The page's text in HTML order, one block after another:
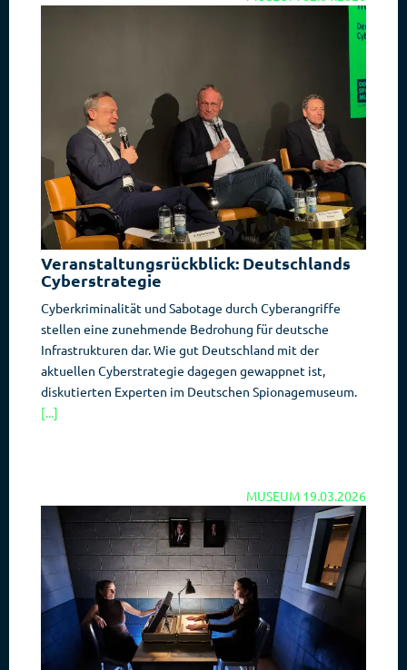
Veranstaltungsrückblick: Deutschlands
Cyberstrategie
Cyberkriminalität und Sabotage durch Cyberangriffe
stellen eine zunehmende Bedrohung für deutsche
Infrastrukturen dar. Wie gut Deutschland mit der
aktuellen Cyberstrategie dagegen gewappnet ist,
diskutierten Experten im Deutschen Spionagemuseum.
[...]
MUSEUM 19.03.2026